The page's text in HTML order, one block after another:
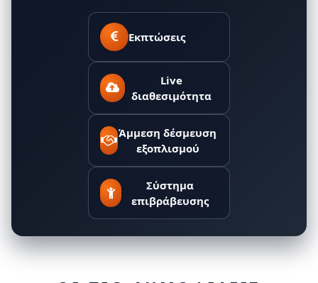
Εκπτώσεις
Live
διαθεσιμότητα
Άμμεση δέσμευση
εξοπλισμού
Σύστημα
επιβράβευσης